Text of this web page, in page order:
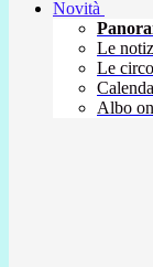
Novità
Le
Le
Albo